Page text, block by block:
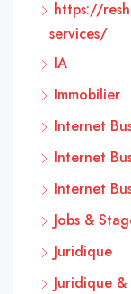
https://
services/
IA
Immobilier
Internet
Internet
Internet
Jobs &
Juridique
Juridique &